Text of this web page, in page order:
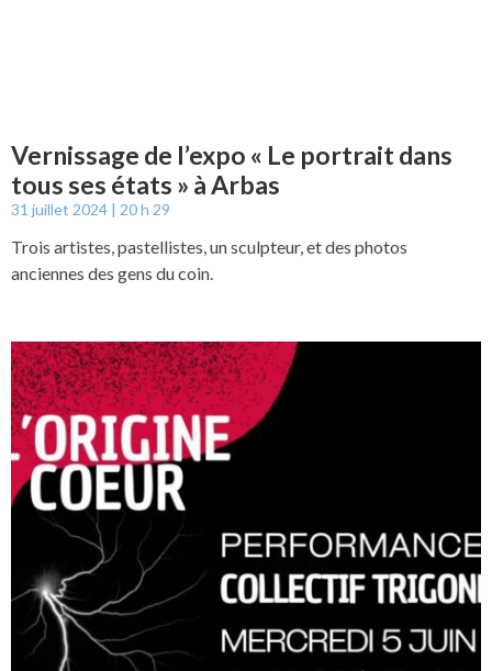
Vernissage de l’expo « Le portrait dans
tous ses états » à Arbas
31 juillet 2024 20 h 29
Trois artistes, pastellistes, un sculpteur, et des photos
anciennes des gens du coin.